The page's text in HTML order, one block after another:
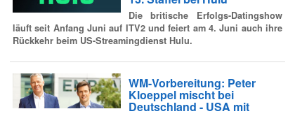
Die britische Erfolgs-Datingshow
läuft seit Anfang Juni auf ITV2 und feiert am 4. Juni auch ihre
Rückkehr beim US-Streamingdienst Hulu.
WM-Vorbereitung: Peter
Kloeppel mischt bei
Deutschland - USA mit